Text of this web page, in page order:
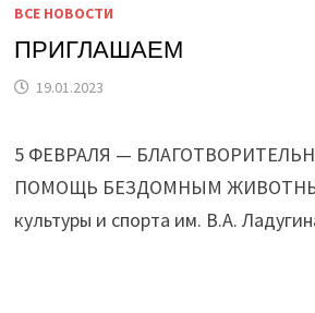
ВСЕ НОВОСТИ
ПРИГЛАШАЕМ
19.01.2023
5 ФЕВРАЛЯ —
ПОМОЩЬ БЕЗДОМНЫМ
культуры и спорта им. В.А.